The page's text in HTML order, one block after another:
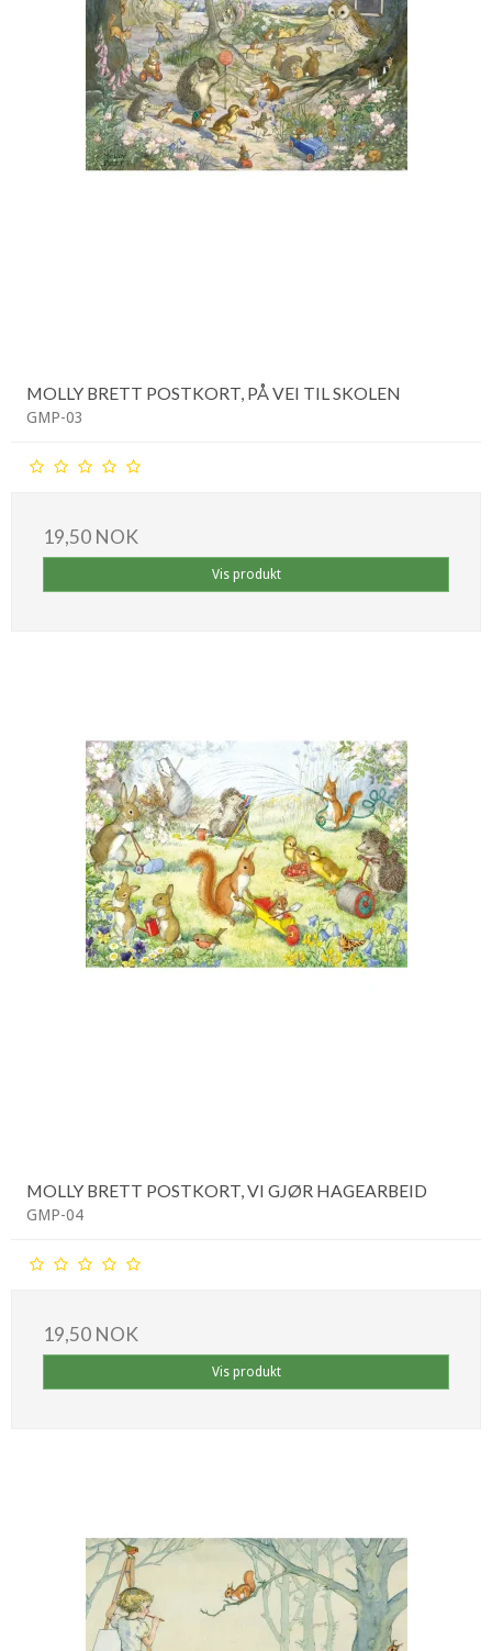
MOLLY BRETT POSTKORT, PÅ VEI TIL SKOLEN
GMP-03
19,50 NOK
Vis produkt
MOLLY BRETT POSTKORT, VI GJØR HAGEARBEID
GMP-04
19,50 NOK
Vis produkt